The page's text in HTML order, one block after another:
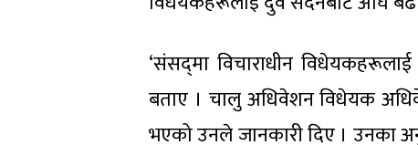
‘संसद्‍मा विचाराधीन
बताए । चालु अधिवेशन विधेयक
भएको उनले जानकारी दिए । उनका